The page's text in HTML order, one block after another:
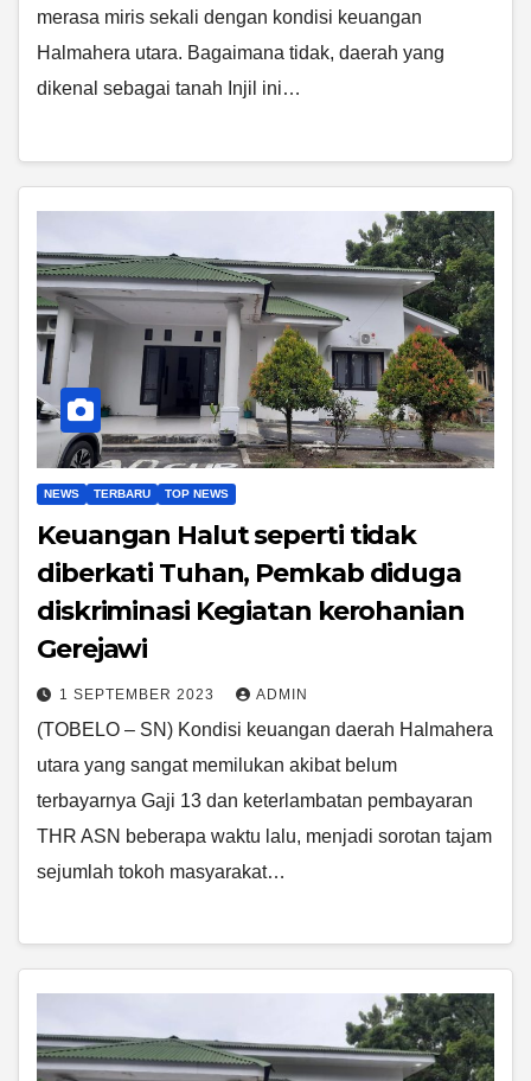
merasa miris sekali dengan kondisi keuangan
Halmahera utara. Bagaimana tidak, daerah yang
dikenal sebagai tanah Injil ini…
NEWS TERBARU TOP NEWS
Keuangan Halut seperti tidak
diberkati Tuhan, Pemkab diduga
diskriminasi Kegiatan kerohanian
Gerejawi
1 SEPTEMBER 2023 ADMIN
(TOBELO – SN) Kondisi keuangan daerah Halmahera
utara yang sangat memilukan akibat belum
terbayarnya Gaji 13 dan keterlambatan pembayaran
THR ASN beberapa waktu lalu, menjadi sorotan tajam
sejumlah tokoh masyarakat…